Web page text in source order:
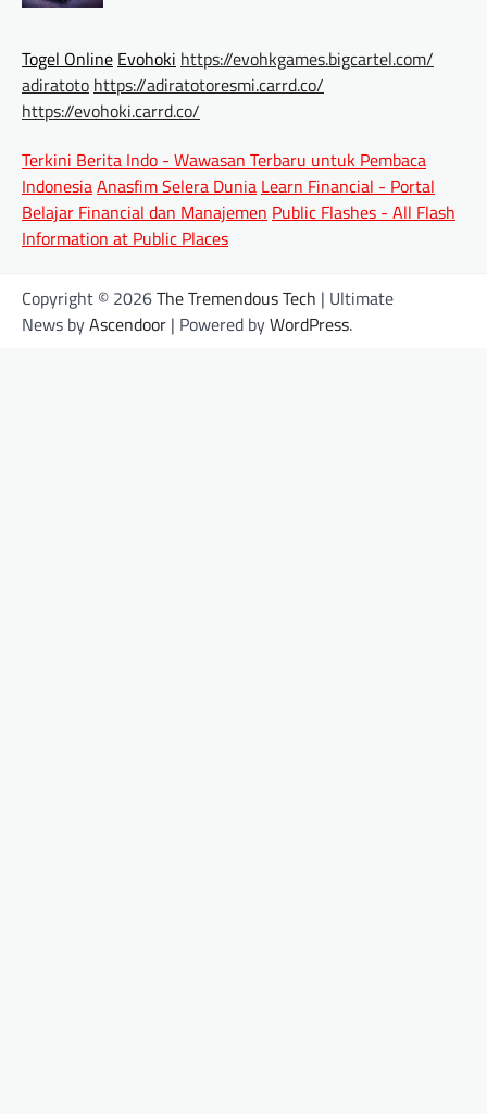
Togel Online Evohoki https://evohkgames.bigcartel.com/
adiratoto https://adiratotoresmi.carrd.co/
https://evohoki.carrd.co/
Terkini Berita Indo - Wawasan Terbaru untuk Pembaca
IndonesiaAnasfim Selera Dunia Learn Financial - Portal
Belajar Financial dan Manajemen Public Flashes - All Flash
Information at Public Places
Copyright © 2026The Tremendous Tech | Ultimate
News byAscendoor | Powered byWordPress.